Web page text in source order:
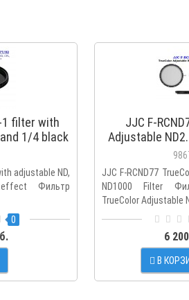
1 filter with
1/4 black
adjustable ND,
teffect Фильтр
0
JJC F-
Adjustable
JJC F-RCND77
ND1000 Filter
TrueColor Adjustable N..
6
В